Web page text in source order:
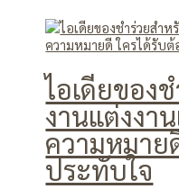
ไอเดียของ
งานแต่งงา
ความหมาย
ประทับใจ